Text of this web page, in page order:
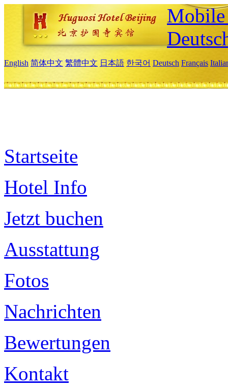
English 简体中文 繁體中文 日本語 한국어 Deutsch Français
Startseite
Hotel Info
Jetzt buchen
Ausstattung
Fotos
Nachrichten
Bewertungen
Kontakt